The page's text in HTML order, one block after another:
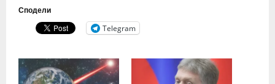
Сподели
Telegram